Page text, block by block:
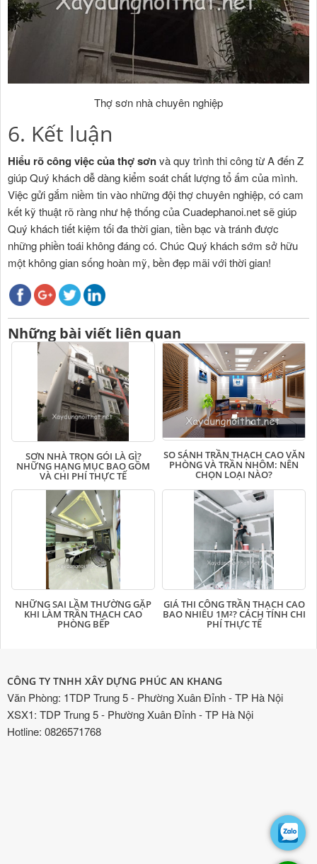
Thợ sơn nhà chuyên nghiệp
6. Kết luận
Hiểu rõ công việc của thợ sơnvà quy trình thi công từ A đến Z
giúp Quý khách dễ dàng kiểm soát chất lượng tổ ấm của mình.
Việc gửi gắm niềm tin vào những đội thợ chuyên nghiệp, có cam
kết kỹ thuật rõ ràng như hệ thống của Cuadephanoi.net sẽ giúp
Quý khách tiết kiệm tối đa thời gian, tiền bạc và tránh được
những phiền toái không đáng có. Chúc Quý khách sớm sở hữu
một không gian sống hoàn mỹ, bền đẹp mãi với thời gian!
Những bài viết liên quan
SƠN NHÀ TRỌN GÓI LÀ GÌ?
NHỮNG HẠNG MỤC BAO GỒM
VÀ CHI PHÍ THỰC TẾ
SO SÁNH TRẦN THẠCH CAO VĂN
PHÒNG VÀ TRẦN NHÔM: NÊN
CHỌN LOẠI NÀO?
NHỮNG SAI LẦM THƯỜNG GẶP
KHI LÀM TRẦN THẠCH CAO
PHÒNG BẾP
GIÁ THI CÔNG TRẦN THẠCH CAO
BAO NHIÊU 1M²? CÁCH TÍNH CHI
PHÍ THỰC TẾ
CÔNG TY TNHH XÂY DỰNG PHÚC AN KHANG
Văn Phòng: 1TDP Trung 5 - Phường Xuân Đỉnh - TP Hà Nội
XSX1: TDP Trung 5 - Phường Xuân Đỉnh - TP Hà Nội
Hotline: 0826571768